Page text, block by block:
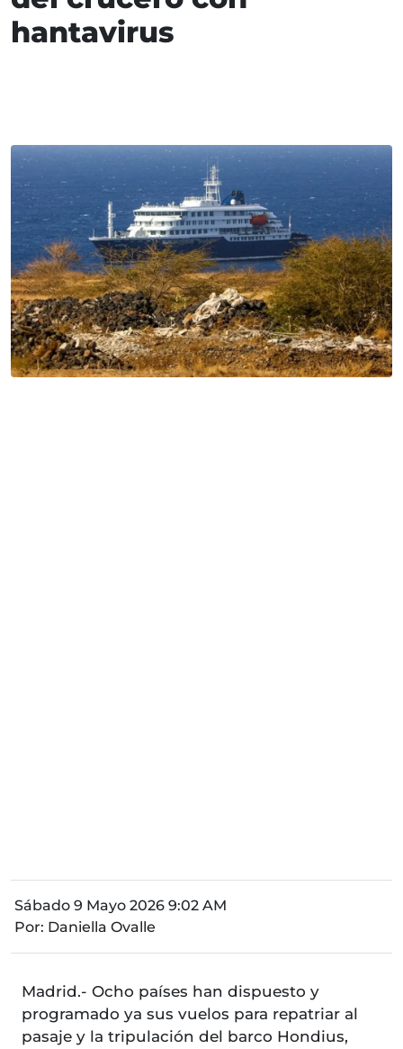
hantavirus
Sábado 9 Mayo 2026 9:02 AM
Por: Daniella Ovalle
Madrid.- Ocho países han dispuesto y
programado ya sus vuelos para repatriar al
pasaje y la tripulación del barco Hondius,